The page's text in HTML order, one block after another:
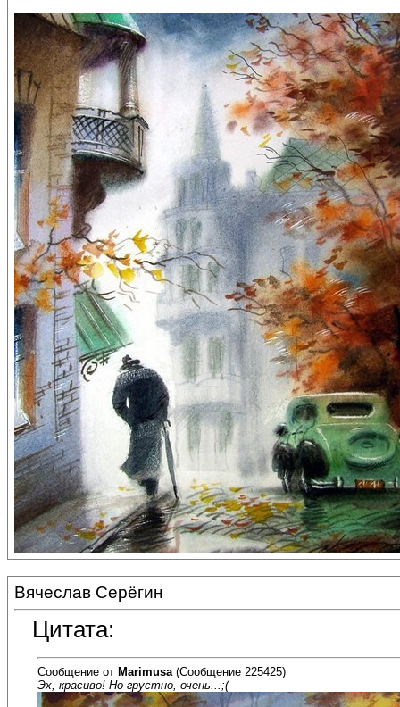
Вячеслав Серёгин
Цитата:
Сообщение от Marimusa (Сообщение 225425)
Эх, красиво! Но грустно, очень...;(